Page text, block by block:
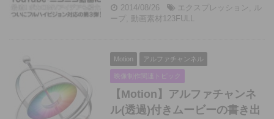
2014/08/26 エクスプレッション , ル
ープ , 動画素材123FULL
Motion アルファチャンネル
映像制作関連トピック
【Motion】アルファチャンネ
ル(透過)付きムービーの書き出